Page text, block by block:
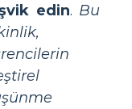
edin. Bu